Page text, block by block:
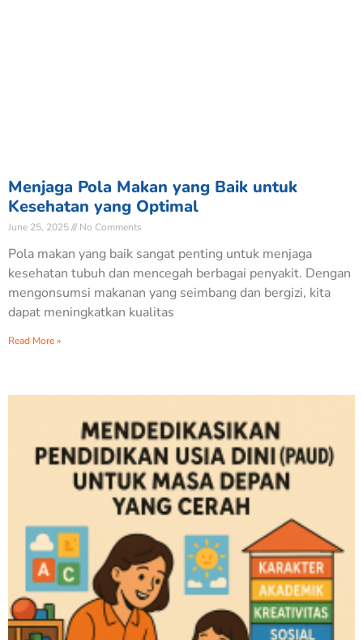
Menjaga Pola Makan yang Baik untuk
Kesehatan yang Optimal
June 25, 2025 No Comments
Pola makan yang baik sangat penting untuk menjaga
kesehatan tubuh dan mencegah berbagai penyakit. Dengan
mengonsumsi makanan yang seimbang dan bergizi, kita
dapat meningkatkan kualitas
Read More »